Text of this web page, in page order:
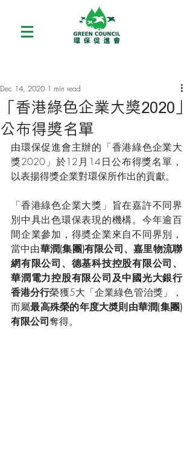
「香港綠色企業大獎2020」
公布得獎名單
Dec 14, 2020 1 min read
由環保促進會主辦的「香港綠色企業大
獎2020」於12月14日公布得獎名單，
以表揚得獎企業對環保所作出的貢獻。
「香港綠色企業大獎」旨在嘉許不同界
別中具出色環保表現的機構。今年逾百
間企業參加，得奬企業來自不同界別，
當中由華潤(集團)有限公司、嘉里物流聯
網有限公司、德基科技控股有限公司、
華潤電力控股有限公司及中國光大銀行
香港分行榮獲5大「企業綠色管治獎」，
而屬最高殊榮的年度大奬則由華潤(集團)
有限公司奪得。